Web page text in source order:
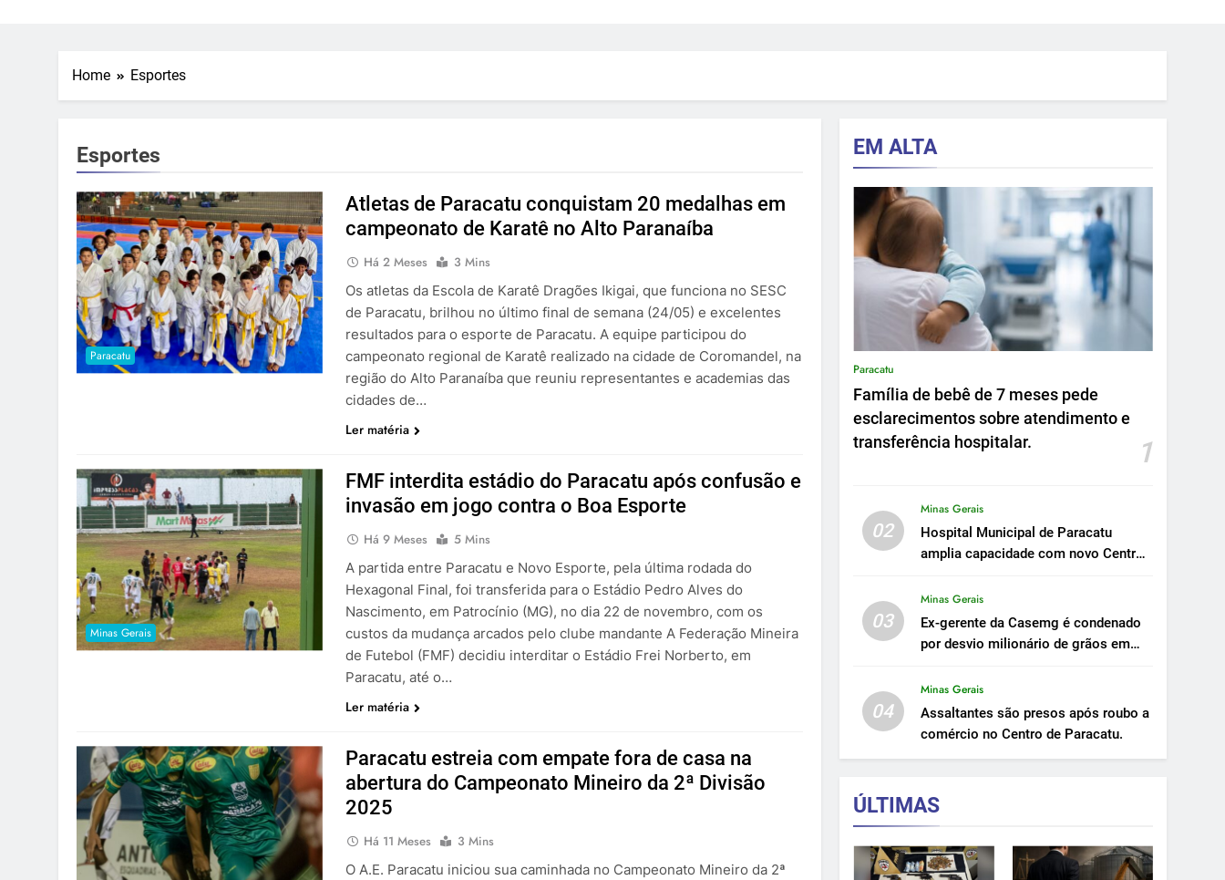
Home Esportes
Esportes
Paracatu
Atletas de Paracatu conquistam 20 medalhas em
campeonato de Karatê no Alto Paranaíba
Há 2 Meses
3 Mins
Os atletas da Escola de Karatê Dragões Ikigai, que funciona no SESC
de Paracatu, brilhou no último final de semana (24/05) e excelentes
resultados para o esporte de Paracatu. A equipe participou do
campeonato regional de Karatê realizado na cidade de Coromandel, na
região do Alto Paranaíba que reuniu representantes e academias das
cidades de…
Ler matéria
Minas Gerais
FMF interdita estádio do Paracatu após confusão e
invasão em jogo contra o Boa Esporte
Há 9 Meses
5 Mins
A partida entre Paracatu e Novo Esporte, pela última rodada do
Hexagonal Final, foi transferida para o Estádio Pedro Alves do
Nascimento, em Patrocínio (MG), no dia 22 de novembro, com os
custos da mudança arcados pelo clube mandante A Federação Mineira
de Futebol (FMF) decidiu interditar o Estádio Frei Norberto, em
Paracatu, até o…
Ler matéria
Paracatu estreia com empate fora de casa na
abertura do Campeonato Mineiro da 2ª Divisão
2025
Há 11 Meses
3 Mins
O A.E. Paracatu iniciou sua caminhada no Campeonato Mineiro da 2ª
EM ALTA
Paracatu
Família de bebê de 7 meses pede
esclarecimentos sobre atendimento e
transferência hospitalar.
1
02
Minas Gerais
Hospital Municipal de Paracatu
amplia capacidade com novo Centro
03
Minas Gerais
Ex-gerente da Casemg é condenado
por desvio milionário de grãos em
04
Minas Gerais
Assaltantes são presos após roubo a
comércio no Centro de Paracatu.
ÚLTIMAS